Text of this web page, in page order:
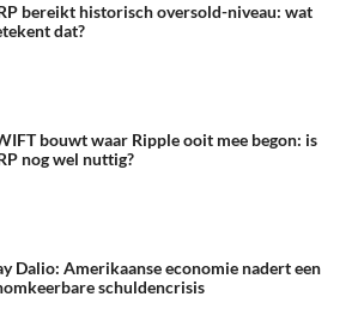
bereikt historisch oversold-niveau: wat
dat?
bouwt waar Ripple ooit mee begon: is
nog wel nuttig?
Dalio: Amerikaanse economie nadert een
schuldencrisis